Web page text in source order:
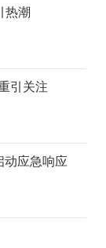
热潮
引关注
动应急响应